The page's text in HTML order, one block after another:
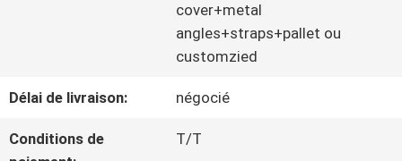
QUALITÉ
cover+metal
angles+straps+pallet ou
customzied
Délai de livraison: négocié
Conditions de
T/T